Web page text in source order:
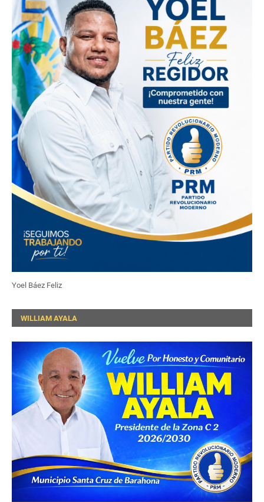
Yoel Báez Feliz
WILLIAM AYALA